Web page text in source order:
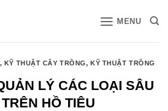
MENU
, KỸ THUẬT CÂY TRỒNG,KỸ THUẬT TRỒNG
LÝ CÁC LOẠI SÂU
HỒ TIÊU